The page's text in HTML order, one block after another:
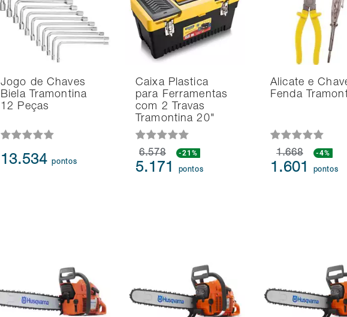
Jogo de Chaves
Biela Tramontina
12 Peças
13.534pontos
Caixa Plastica
para Ferramentas
com 2 Travas
Tramontina 20"
6.578 -21%
5.171 pontos
Alicate e
Fenda
1.668 -4%
1.601 pontos